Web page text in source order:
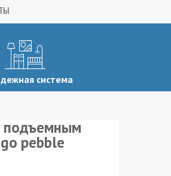
система
подъемным
pebble